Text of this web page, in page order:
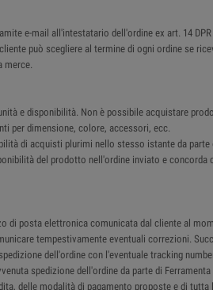
e-mail all'intestatario dell'ordine ex art. 14 DPR
può scegliere al termine di ogni ordine se
merce.
e disponibilità. Non è possibile acquistare
per dimensione, colore, accessori, ecc.
di acquisti plurimi nello stesso istante da
del prodotto nell'ordine inviato e
posta elettronica comunicata dal cliente al
tempestivamente eventuali correzioni.
dell'ordine con l'eventuale tracking
spedizione dell'ordine da parte di Ferramenta
delle modalità di pagamento proposte e di